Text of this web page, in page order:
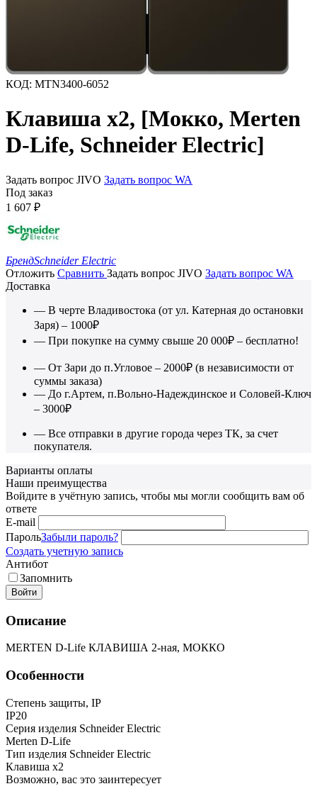
КОД: MTN3400-6052
Клавиша х2, [Мокко, Merten
D-Life, Schneider Electric]
Задать вопрос JIVO Задать вопрос WA
Под заказ
1 607 ₽
БрендSchneider Electric
Отложить Сравнить Задать вопрос JIVO Задать вопрос WA
Доставка
— В черте Владивостока (от ул. Катерная до остановки
Заря) – 1000₽
— При покупке на сумму свыше 20 000₽ – бесплатно!
— От Зари до п.Угловое – 2000₽ (в независимости от
суммы заказа)
— До г.Артем, п.Вольно-Надеждинское и Соловей-Ключ
– 3000₽
— Все отправки в другие города через ТК, за счет
покупателя.
Варианты оплаты
Наши преимущества
Войдите в учётную запись, чтобы мы могли сообщить вам об
ответе
E-mail
ПарольЗабыли пароль?
Создать учетную запись
Антибот
Запомнить
Войти
Описание
MERTEN D-Life КЛАВИША 2-ная, МОККО
Особенности
Степень защиты, IP
IP20
Серия изделия Schneider Electric
Merten D-Life
Тип изделия Schneider Electric
Клавиша х2
Возможно, вас это заинтересует